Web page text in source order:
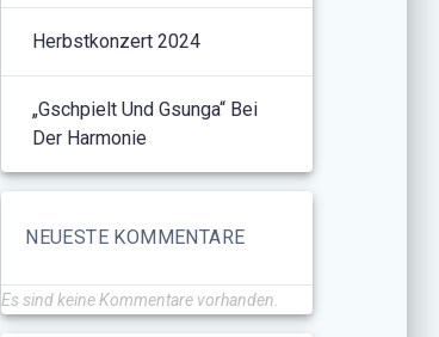
Herbstkonzert 2024
„Gschpielt Und Gsunga“ Bei
Der Harmonie
NEUESTE KOMMENTARE
Es sind keine Kommentare vorhanden.